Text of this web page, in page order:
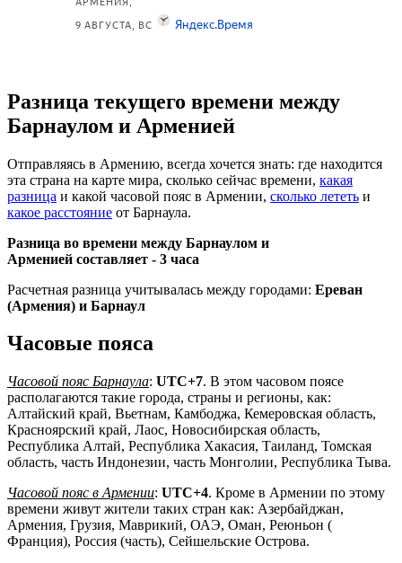
Разница текущего времени между
Барнаулом и Арменией
Отправляясь в Армению, всегда хочется знать: где находится
эта страна на карте мира, сколько сейчас времени, какая
разница и какой часовой пояс в Армении, сколько лететь и
какое расстояние от Барнаула.
Разница во времени между Барнаулом и
Арменией составляет - 3 часа
Расчетная разница учитывалась между городами: Ереван
(Армения) и Барнаул
Часовые пояса
Часовой пояс Барнаула: UTC+7. В этом часовом поясе
располагаются такие города, страны и регионы, как:
Алтайский край, Вьетнам, Камбоджа, Кемеровская область,
Красноярский край, Лаос, Новосибирская область,
Республика Алтай, Республика Хакасия, Таиланд, Томская
область, часть Индонезии, часть Монголии, Республика Тыва.
Часовой пояс в Армении: UTC+4. Кроме в Армении по этому
времени живут жители таких стран как: Азербайджан,
Армения, Грузия, Маврикий, ОАЭ, Оман, Реюньон (
Франция), Россия (часть), Сейшельские Острова.